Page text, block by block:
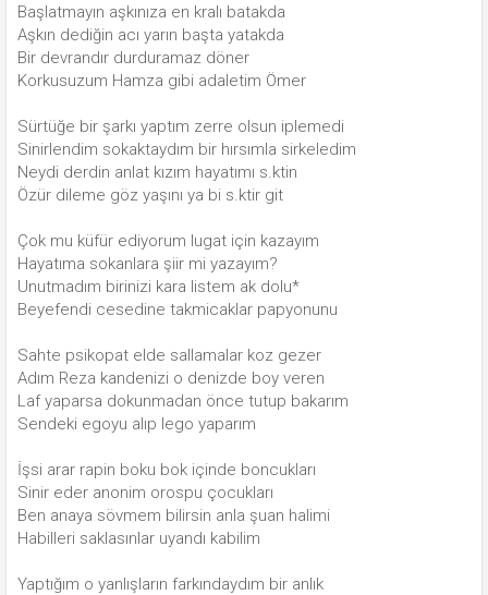
Başlatmayın aşkınıza en kralı batakda
Aşkın dediğin acı yarın başta yatakda
Bir devrandır durduramaz döner
Korkusuzum Hamza gibi adaletim Ömer
Sürtüğe bir şarkı yaptım zerre olsun iplemedi
Sinirlendim sokaktaydım bir hırsımla sirkeledim
Neydi derdin anlat kızım hayatımı s.ktin
Özür dileme göz yaşını ya bi s.ktir git
Çok mu küfür ediyorum lugat için kazayım
Hayatıma sokanlara şiir mi yazayım?
Unutmadım birinizi kara listem ak dolu*
Beyefendi cesedine takmicaklar papyonunu
Sahte psikopat elde sallamalar koz gezer
Adım Reza kandenizi o denizde boy veren
Laf yaparsa dokunmadan önce tutup bakarım
Sendeki egoyu alıp lego yaparım
İşsi arar rapin boku bok içinde boncukları
Sinir eder anonim orospu çocukları
Ben anaya sövmem bilirsin anla şuan halimi
Habilleri saklasınlar uyandı kabilim
Yaptığım o yanlışların farkındaydım bir anlık